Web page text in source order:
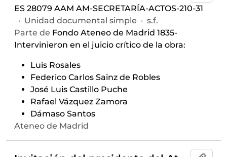
ES 28079 AAM AM-SECRETARÍA-ACTOS-210-31
· Unidad documental simple · s.f.
Parte de Fondo Ateneo de Madrid 1835-
Intervinieron en el juicio crítico de la obra:
Luis Rosales
Federico Carlos Sainz de Robles
José Luis Castillo Puche
Rafael Vázquez Zamora
Dámaso Santos
Ateneo de Madrid